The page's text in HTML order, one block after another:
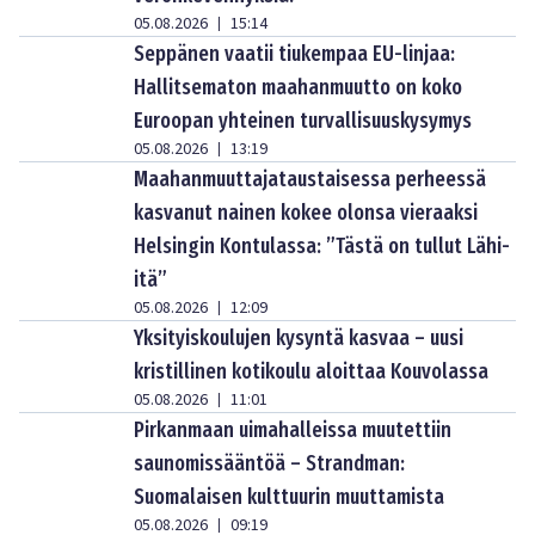
05.08.2026 | 15:14
Seppänen vaatii tiukempaa EU-linjaa:
Hallitsematon maahanmuutto on koko
Euroopan yhteinen turvallisuuskysymys
05.08.2026 | 13:19
Maahanmuuttajataustaisessa perheessä
kasvanut nainen kokee olonsa vieraaksi
Helsingin Kontulassa: ”Tästä on tullut Lähi-
itä”
05.08.2026 | 12:09
Yksityiskoulujen kysyntä kasvaa – uusi
kristillinen kotikoulu aloittaa Kouvolassa
05.08.2026 | 11:01
Pirkanmaan uimahalleissa muutettiin
saunomissääntöä – Strandman:
Suomalaisen kulttuurin muuttamista
05.08.2026 | 09:19